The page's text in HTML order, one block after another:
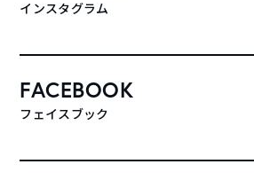
インスタグラム
FACEBOOK
フェイスブック